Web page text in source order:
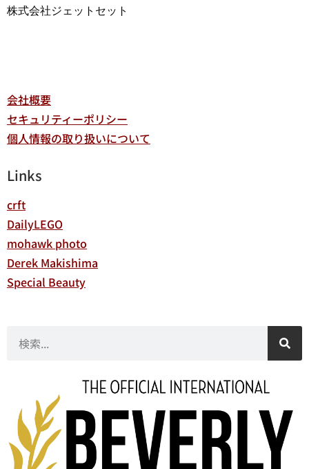
株式会社ジェットセット
会社概要
セキュリティーポリシー
個人情報の取り扱いについて
Links
crft
DailyLEGO
mohawk photo
Derek Makishima
Special Beauty